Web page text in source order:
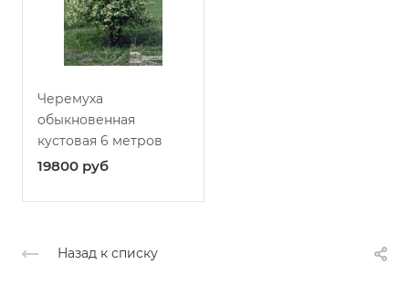
Черемуха
обыкновенная
кустовая 6 метров
19800 руб
Назад к списку